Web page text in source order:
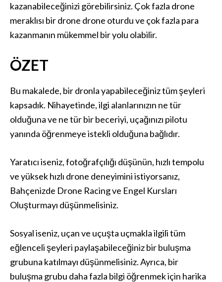
kazanabileceğinizi görebilirsiniz. Çok fazla drone
meraklısı bir drone drone oturdu ve çok fazla para
kazanmanın mükemmel bir yolu olabilir.
ÖZET
Bu makalede, bir dronla yapabileceğiniz tüm şeyleri
kapsadık. Nihayetinde, ilgi alanlarınızın ne tür
olduğuna ve ne tür bir beceriyi, uçağınızı pilotu
yanında öğrenmeye istekli olduğuna bağlıdır.
Yaratıcı iseniz, fotoğrafçılığı düşünün, hızlı tempolu
ve yüksek hızlı drone deneyimini istiyorsanız,
Bahçenizde Drone Racing ve Engel Kursları
Oluşturmayı düşünmelisiniz.
Sosyal iseniz, uçan ve uçuşta uçmakla ilgili tüm
eğlenceli şeyleri paylaşabileceğiniz bir buluşma
grubuna katılmayı düşünmelisiniz. Ayrıca, bir
buluşma grubu daha fazla bilgi öğrenmek için harika